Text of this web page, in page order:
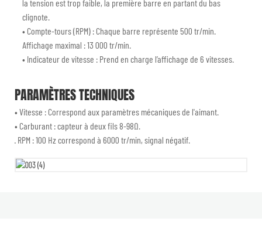
la tension est trop faible, la première barre en partant du bas
clignote.
• Compte-tours (RPM) : Chaque barre représente 500 tr/min.
Affichage maximal : 13 000 tr/min.
• Indicateur de vitesse : Prend en charge l’affichage de 6 vitesses.
PARAMÈTRES TECHNIQUES
• Vitesse : Correspond aux paramètres mécaniques de l'aimant.
• Carburant : capteur à deux fils 8-98Ω.
· RPM : 100 Hz correspond à 6000 tr/min, signal négatif.